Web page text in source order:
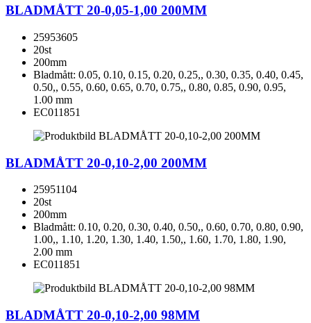
BLADMÅTT 20-0,05-1,00 200MM
25953605
20st
200mm
Bladmått: 0.05, 0.10, 0.15, 0.20, 0.25,, 0.30, 0.35, 0.40, 0.45,
0.50,, 0.55, 0.60, 0.65, 0.70, 0.75,, 0.80, 0.85, 0.90, 0.95,
1.00 mm
EC011851
BLADMÅTT 20-0,10-2,00 200MM
25951104
20st
200mm
Bladmått: 0.10, 0.20, 0.30, 0.40, 0.50,, 0.60, 0.70, 0.80, 0.90,
1.00,, 1.10, 1.20, 1.30, 1.40, 1.50,, 1.60, 1.70, 1.80, 1.90,
2.00 mm
EC011851
BLADMÅTT 20-0,10-2,00 98MM